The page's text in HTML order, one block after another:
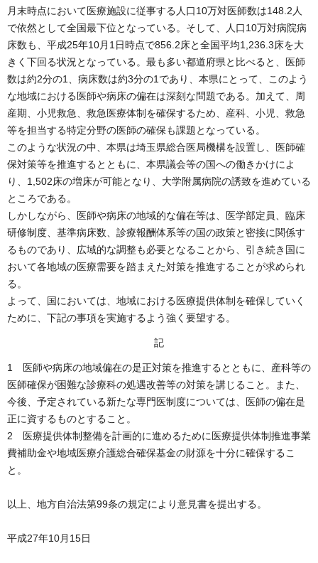
月末時点において医療施設に従事する人口10万対医師数は148.2人
で依然として全国最下位となっている。そして、人口10万対病院病
床数も、平成25年10月1日時点で856.2床と全国平均1,236.3床を大
きく下回る状況となっている。最も多い都道府県と比べると、医師
数は約2分の1、病床数は約3分の1であり、本県にとって、このよう
な地域における医師や病床の偏在は深刻な問題である。加えて、周
産期、小児救急、救急医療体制を確保するため、産科、小児、救急
等を担当する特定分野の医師の確保も課題となっている。
このような状況の中、本県は埼玉県総合医局機構を設置し、医師確
保対策等を推進するとともに、本県議会等の国への働きかけによ
り、1,502床の増床が可能となり、大学附属病院の誘致を進めている
ところである。
しかしながら、医師や病床の地域的な偏在等は、医学部定員、臨床
研修制度、基準病床数、診療報酬体系等の国の政策と密接に関係す
るものであり、広域的な調整も必要となることから、引き続き国に
おいて各地域の医療需要を踏まえた対策を推進することが求められ
る。
よって、国においては、地域における医療提供体制を確保していく
ために、下記の事項を実施するよう強く要望する。
記
1 医師や病床の地域偏在の是正対策を推進するとともに、産科等の
医師確保が困難な診療科の処遇改善等の対策を講じること。また、
今後、予定されている新たな専門医制度については、医師の偏在是
正に資するものとすること。
2 医療提供体制整備を計画的に進めるために医療提供体制推進事業
費補助金や地域医療介護総合確保基金の財源を十分に確保するこ
と。
以上、地方自治法第99条の規定により意見書を提出する。
平成27年10月15日